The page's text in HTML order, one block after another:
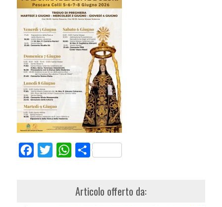
FacebookTwitterWhatsApp
Share
Articolo offerto da: